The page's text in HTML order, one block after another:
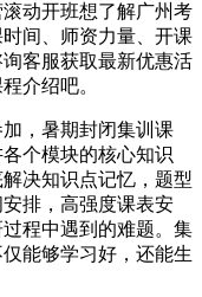
动开班想了解广州考
间、师资力量、开课
客服获取最新优惠活
介绍吧。
，暑期封闭集训课
个模块的核心知识
决知识点记忆，题型
排，高强度课表安
程中遇到的难题。集
能够学习好，还能生